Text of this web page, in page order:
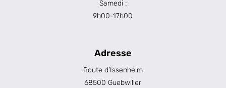
Samedi :
9h00-17h00
Adresse
Route d’Issenheim
68500 Guebwiller